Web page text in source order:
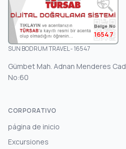
16547
SUN BODRUM TRAVEL - 16547
Gümbet Mah. Adnan Menderes Cad.
No:60
CORPORATIVO
página de inicio
Excursiones